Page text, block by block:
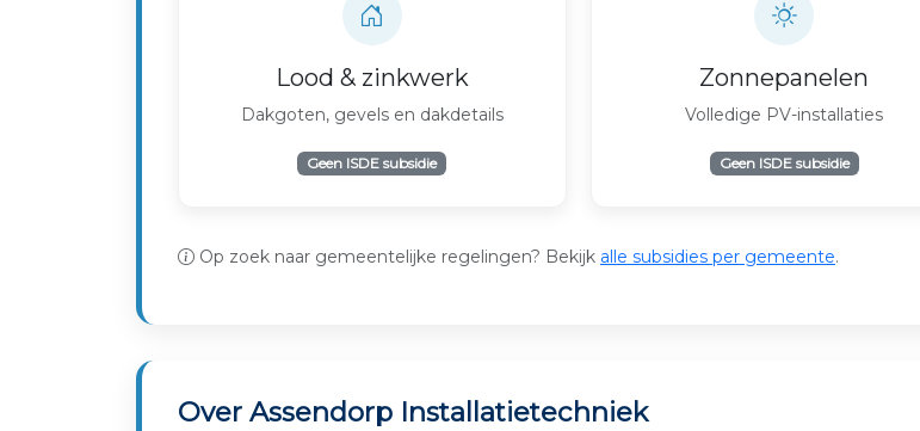
Lood & zinkwerk
Dakgoten, gevels en dakdetails
Geen ISDE subsidie
Zonnepanelen
Volledige PV-installaties
Geen ISDE subsidie
Op zoek naar gemeentelijke regelingen? Bekijk alle subsidies per gemeente.
Over Assendorp Installatietechniek